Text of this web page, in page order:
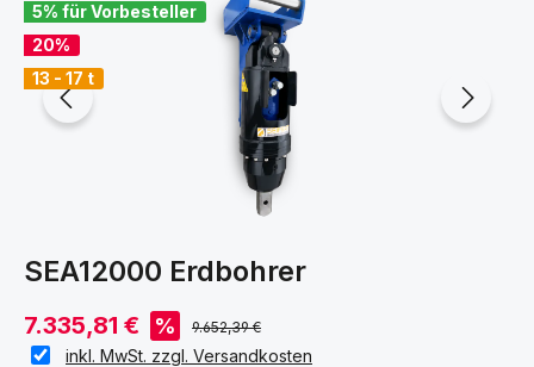
5% für Vorbesteller
20%
13 - 17 t
SEA12000 Erdbohrer
7.335,81 € % 9.652,39 €
inkl. MwSt. zzgl. Versandkosten